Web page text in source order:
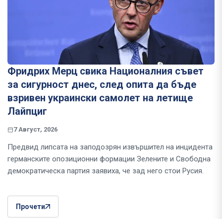
Фридрих Мерц свика Националния съвет
за сигурност днес, след опита да бъде
взривен украински самолет на летище
Лайпциг
7 Август, 2026
Предвид липсата на заподозрян извършител на инцидента
германските опозиционни формации Зелените и Свободна
демократическа партия заявиха, че зад него стои Русия.
Прочети